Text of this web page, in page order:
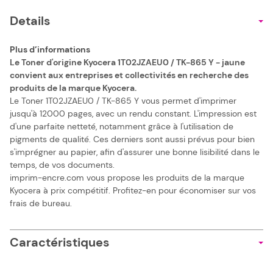
Details
Plus d’informations
Le Toner d'origine Kyocera 1T02JZAEU0 / TK-865 Y - jaune
convient aux entreprises et collectivités en recherche des
produits de la marque Kyocera.
Le Toner 1T02JZAEU0 / TK-865 Y vous permet d'imprimer
jusqu'à 12000 pages, avec un rendu constant. L'impression est
d'une parfaite netteté, notamment grâce à l'utilisation de
pigments de qualité. Ces derniers sont aussi prévus pour bien
s'imprégner au papier, afin d'assurer une bonne lisibilité dans le
temps, de vos documents.
imprim-encre.com vous propose les produits de la marque
Kyocera à prix compétitif. Profitez-en pour économiser sur vos
frais de bureau.
Caractéristiques